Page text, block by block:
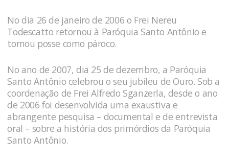
No dia 26 de janeiro de 2006 o Frei Nereu
Todescatto retornou à Paróquia Santo Antônio e
tomou posse como pároco.
No ano de 2007, dia 25 de dezembro, a Paróquia
Santo Antônio celebrou o seu jubileu de Ouro. Sob a
coordenação de Frei Alfredo Sganzerla, desde o ano
de 2006 foi desenvolvida uma exaustiva e
abrangente pesquisa – documental e de entrevista
oral – sobre a história dos primórdios da Paróquia
Santo Antônio.